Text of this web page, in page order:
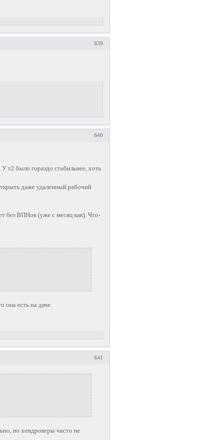
639
640
т2 было гораздо стабильнее, хоть
даже удаленный рабочий
без ВПНов (уже с месяц как). Что-
она есть на даче.
641
но хендроверы часто не